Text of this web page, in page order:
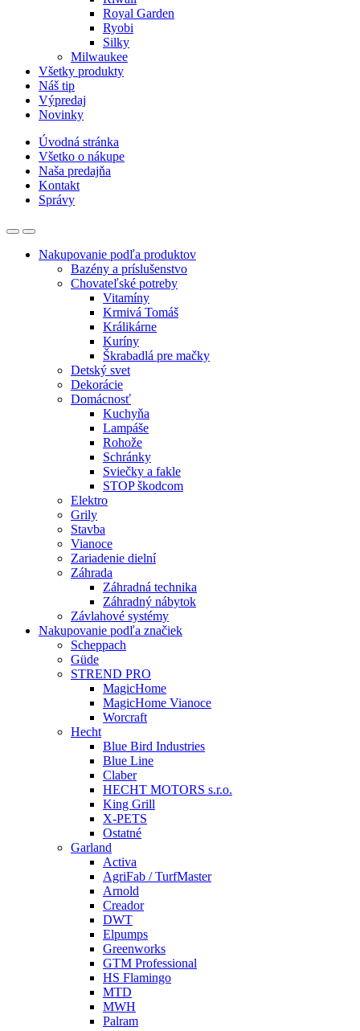
Royal Garden
Ryobi
Silky
Milwaukee
Všetky produkty
Náš tip
Výpredaj
Novinky
Úvodná stránka
Všetko o nákupe
Naša predajňa
Kontakt
Správy
Nakupovanie podľa produktov
Bazény a príslušenstvo
Chovateľské potreby
Vitamíny
Krmivá Tomáš
Králikárne
Kuríny
Škrabadlá pre mačky
Detský svet
Dekorácie
Domácnosť
Kuchyňa
Lampáše
Rohože
Schránky
Sviečky a fakle
STOP škodcom
Elektro
Grily
Stavba
Vianoce
Zariadenie dielní
Záhrada
Záhradná technika
Záhradný nábytok
Závlahové systémy
Nakupovanie podľa značiek
Scheppach
Güde
STREND PRO
MagicHome
MagicHome Vianoce
Worcraft
Hecht
Blue Bird Industries
Blue Line
Claber
HECHT MOTORS s.r.o.
King Grill
X-PETS
Ostatné
Garland
Activa
AgriFab / TurfMaster
Arnold
Creador
DWT
Elpumps
Greenworks
GTM Professional
HS Flamingo
MTD
MWH
Palram